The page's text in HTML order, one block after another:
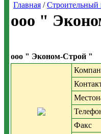
Главная /Строительный
ооо "
ооо " Эконом-Строй "
Факс